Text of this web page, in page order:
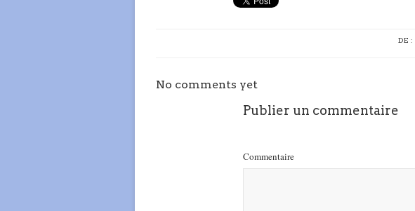
DE :
No comments yet
Publier un commentaire
Commentaire